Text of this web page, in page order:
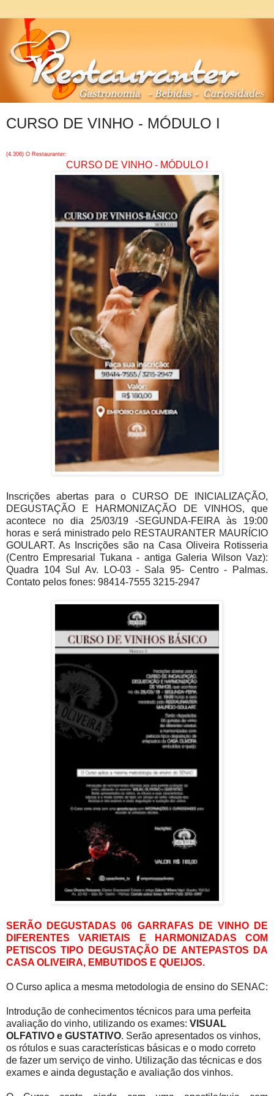
CURSO DE VINHO - MÓDULO I
(4.306) O Restauranter:
CURSO DE VINHO - MÓDULO I
Inscrições abertas para o CURSO DE INICIALIZAÇÃO,
DEGUSTAÇÃO E HARMONIZAÇÃO DE VINHOS, que
acontece no dia 25/03/19 -SEGUNDA-FEIRA às 19:00
horas e será ministrado pelo RESTAURANTER MAURÍCIO
GOULART. As Inscrições são na Casa Oliveira Rotisseria
(Centro Empresarial Tukana - antiga Galeria Wilson Vaz):
Quadra 104 Sul Av. LO-03 - Sala 95- Centro - Palmas.
Contato pelos fones: 98414-7555 3215-2947
SERÃO DEGUSTADAS 06 GARRAFAS DE VINHO DE
DIFERENTES VARIETAIS E HARMONIZADAS COM
PETISCOS TIPO DEGUSTAÇÃO DE ANTEPASTOS DA
CASA OLIVEIRA, EMBUTIDOS E QUEIJOS.
O Curso aplica a mesma metodologia de ensino do SENAC:
Introdução de conhecimentos técnicos para uma perfeita
avaliação do vinho, utilizando os exames: VISUAL
OLFATIVO e GUSTATIVO. Serão apresentados os vinhos,
os rótulos e suas características básicas e o modo correto
de fazer um serviço de vinho. Utilização das técnicas e dos
exames e ainda degustação e avaliação dos vinhos.